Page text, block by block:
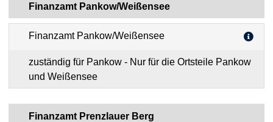
Finanzamt Pankow/Weißensee
Finanzamt Pankow/Weißensee
zuständig für Pankow - Nur für die Ortsteile Pankow
und Weißensee
Finanzamt Prenzlauer Berg